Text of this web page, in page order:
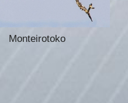
Monteirotoko